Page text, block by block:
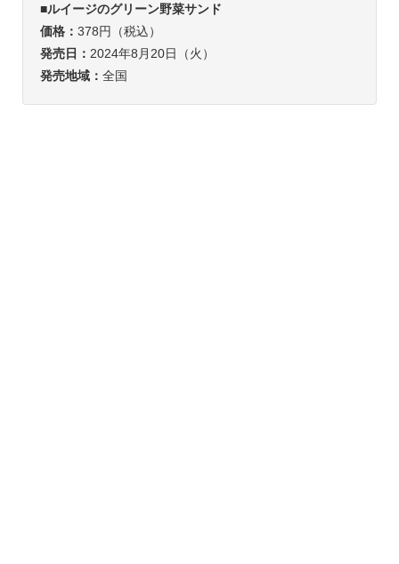
■ルイージのグリーン野菜サンド
価格： 378円（税込）
発売日： 2024年8月20日（火）
発売地域： 全国